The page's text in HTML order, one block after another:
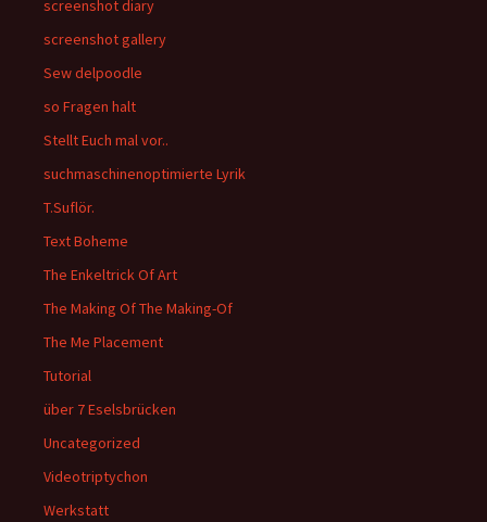
screenshot diary
screenshot gallery
Sew delpoodle
so Fragen halt
Stellt Euch mal vor..
suchmaschinenoptimierte Lyrik
T.Suflör.
Text Boheme
The Enkeltrick Of Art
The Making Of The Making-Of
The Me Placement
Tutorial
über 7 Eselsbrücken
Uncategorized
Videotriptychon
Werkstatt